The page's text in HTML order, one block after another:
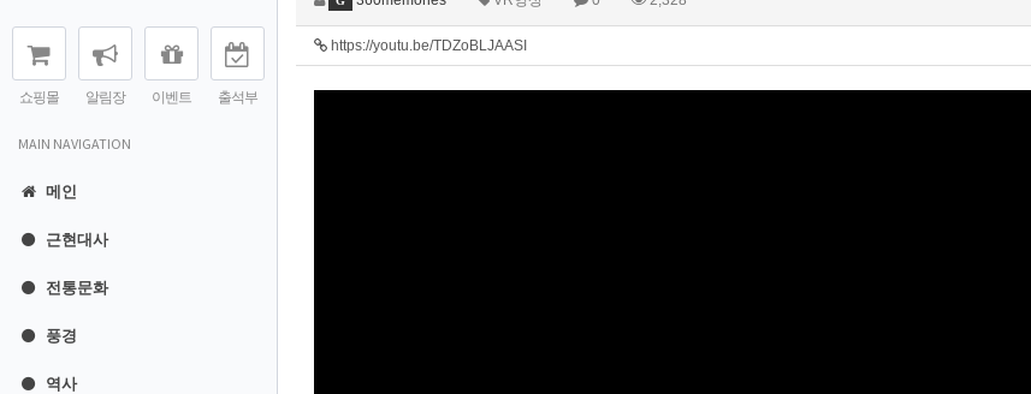
쇼핑몰 알림장 이벤트 출석부
MAIN NAVIGATION
메인
근현대사
전통문화
풍경
역사
https://youtu.be/TDZoBLJAASI